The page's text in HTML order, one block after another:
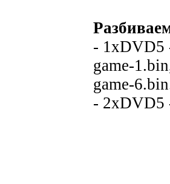
- 1xDVD5
game-
game-
- 2xDVD5